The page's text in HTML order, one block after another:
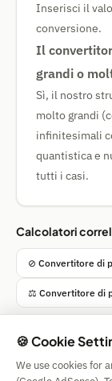
Inserisci il
conversione.
Il
grandi o
Sì, il nostro
molto grandi
infinitesimali
quantistica e
tutti i casi.
Calcolatori
⊘ Convertitore di
⚖ Convertitore di
🍪 Cookie
We use cookies for